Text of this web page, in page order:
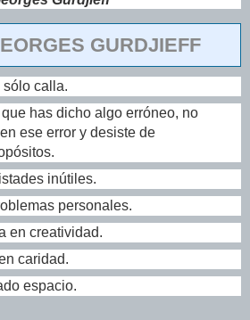
GURDJIEFF
sólo calla.
has dicho algo erróneo, no
ese error y desiste de
inútiles.
personales.
en creatividad.
caridad.
espacio.